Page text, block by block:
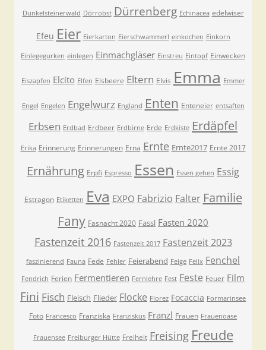
Dunkelsteinerwald Dörrobst Dürrenberg Echinacea edelwiser
Efeu Eier Eierkarton Eierschwammerl einkochen Einkorn
Einlegegurken einlegen Einmachgläser Einstreu Eintopf Einwecken
Eiszapfen Elcito Elfen Elsbeere Eltern Elvis Emma Emmer
Engel Engelen Engelwurz England Enten Enteneier entsaften
Erbsen Erdbad Erdbeer Erdbirne Erde Erdkiste Erdäpfel
Erika Erinnerung Erinnerungen Erna Ernte Ernte2017 Ernte 2017
Ernährung Erpfi Espresso Essen Essen gehen Essig
Estragon Etiketten Eva EXPO Fabrizio Falter Familie
Fany Fasnacht 2020 Fassl Fasten 2020
Fastenzeit 2016 Fastenzeit 2017 Fastenzeit 2023
faszinierend Fauna Fede Fehler Feierabend Feige Felix Fenchel
Fendrich Ferien Fermentieren Fernlehre Fest Feste Feuer Film
Fini Fisch Fleisch Flieder Flocke Florez Focaccia Formarinsee
Foto Francesco Franziska Franziskus Franzl Frauen Frauenoase
Frauensee Freiburger Hütte Freiheit Freising Freude